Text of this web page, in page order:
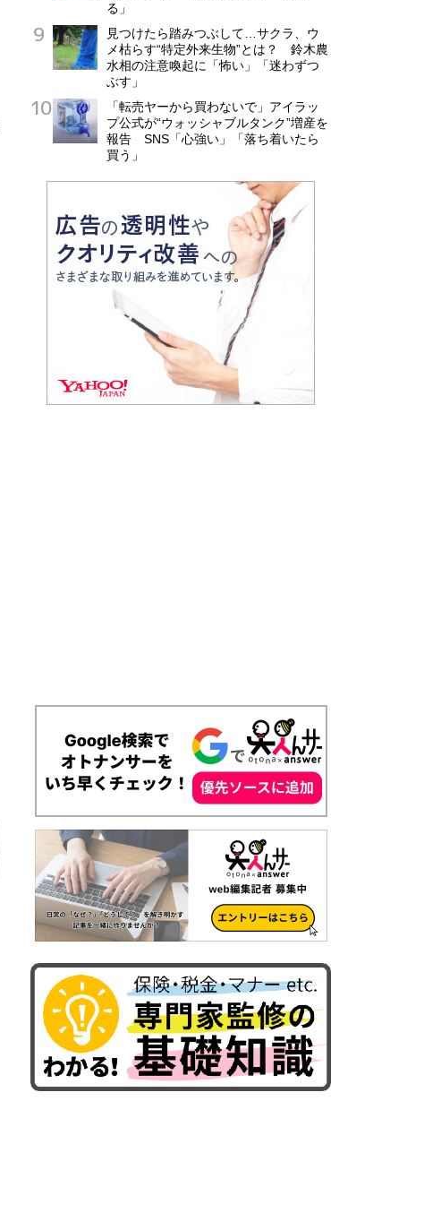
る」
見つけたら踏みつぶして…サクラ、ウ
メ枯らす“特定外来生物”とは？ 鈴木農
水相の注意喚起に「怖い」「迷わずつ
ぶす」
「転売ヤーから買わないで」アイラッ
プ公式が“ウォッシャブルタンク”増産を
報告 SNS「心強い」「落ち着いたら
買う」